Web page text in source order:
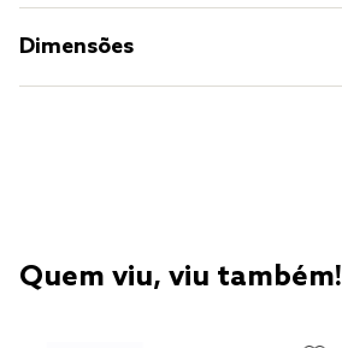
Dimensões
Quem viu, viu também!